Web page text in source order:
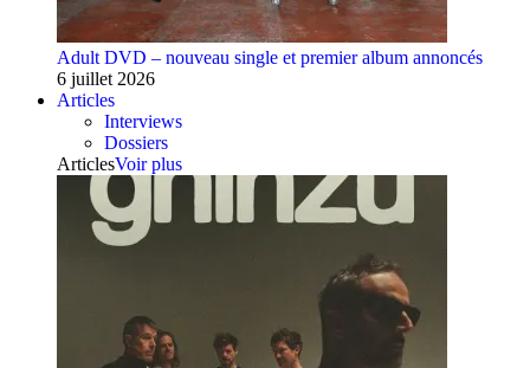
Adult DVD – nouveau single et premier album annoncés
6 juillet 2026
Articles
Interviews
Dossiers
ArticlesVoir plus